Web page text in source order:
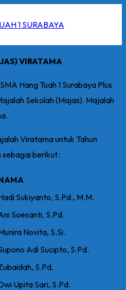
VIRATAMA
Hang Tuah 1 Surabaya Plus
Sekolah (Majas). Majalah
Viratama untuk Tahun
berikut :
Sukiyanto, S.Pd., M.M.
Soesanti, S.Pd.
Novita, S.Si.
Adi Sucipto, S.Pd.
S.Pd.
Upita Sari, S.Pd.